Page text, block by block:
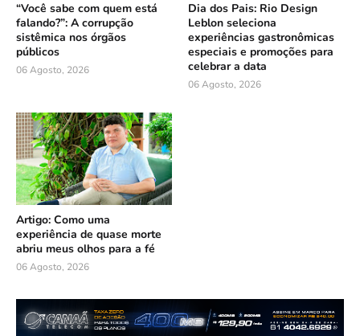
“Você sabe com quem está
falando?”: A corrupção
sistêmica nos órgãos
públicos
06 Agosto, 2026
Dia dos Pais: Rio Design
Leblon seleciona
experiências gastronômicas
especiais e promoções para
celebrar a data
06 Agosto, 2026
Artigo: Como uma
experiência de quase morte
abriu meus olhos para a fé
06 Agosto, 2026